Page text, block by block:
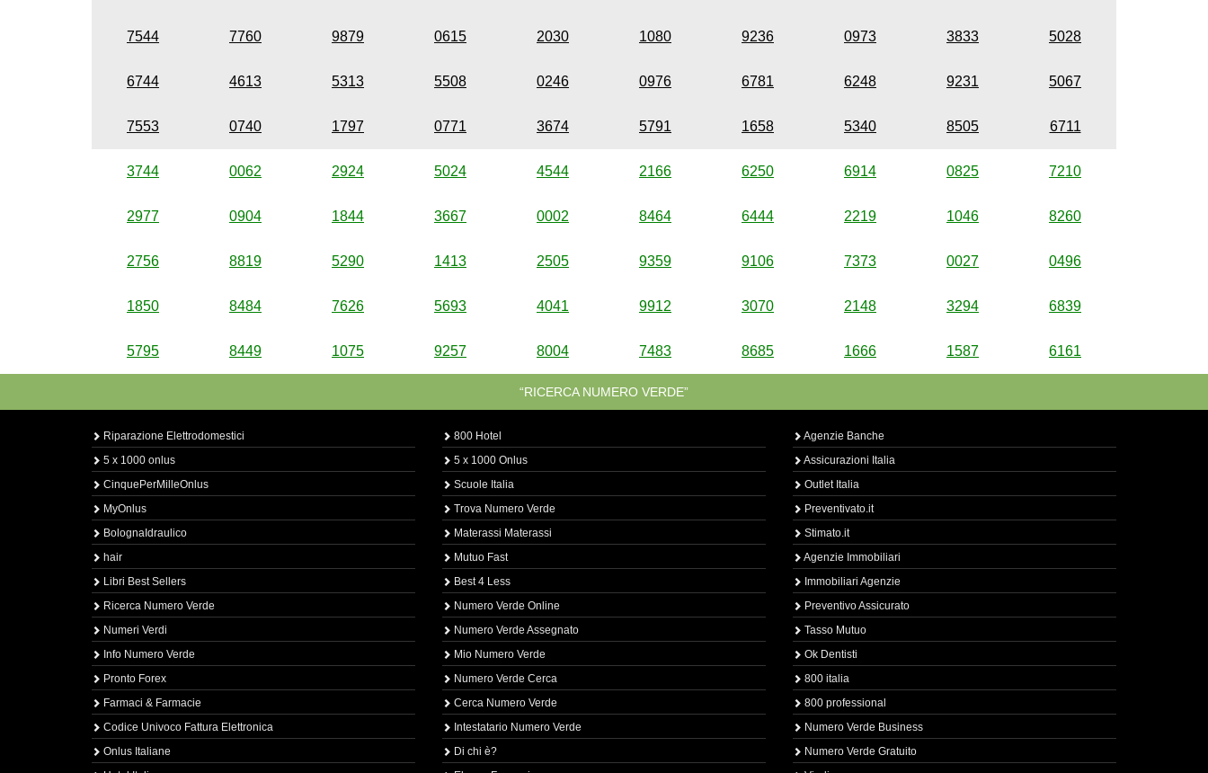
7544 7760 9879 0615 2030 1080 9236 0973 3833 5028
6744 4613 5313 5508 0246 0976 6781 6248 9231 5067
7553 0740 1797 0771 3674 5791 1658 5340 8505 6711
3744 0062 2924 5024 4544 2166 6250 6914 0825 7210
2977 0904 1844 3667 0002 8464 6444 2219 1046 8260
2756 8819 5290 1413 2505 9359 9106 7373 0027 0496
1850 8484 7626 5693 4041 9912 3070 2148 3294 6839
5795 8449 1075 9257 8004 7483 8685 1666 1587 6161
“RICERCA NUMERO VERDE”
Riparazione Elettrodomestici
5 x 1000 onlus
CinquePerMilleOnlus
MyOnlus
BolognaIdraulico
hair
Libri Best Sellers
Ricerca Numero Verde
Numeri Verdi
Info Numero Verde
Pronto Forex
Farmaci & Farmacie
Codice Univoco Fattura Elettronica
Onlus Italiane
800 Hotel
5 x 1000 Onlus
Scuole Italia
Trova Numero Verde
Materassi Materassi
Mutuo Fast
Best 4 Less
Numero Verde Online
Numero Verde Assegnato
Mio Numero Verde
Numero Verde Cerca
Cerca Numero Verde
Intestatario Numero Verde
Di chi è?
Agenzie Banche
Assicurazioni Italia
Outlet Italia
Preventivato.it
Stimato.it
Agenzie Immobiliari
Immobiliari Agenzie
Preventivo Assicurato
Tasso Mutuo
Ok Dentisti
800 italia
800 professional
Numero Verde Business
Numero Verde Gratuito